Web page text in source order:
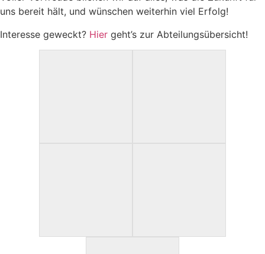
uns bereit hält, und wünschen weiterhin viel Erfolg!
Interesse geweckt? Hier geht’s zur Abteilungsübersicht!